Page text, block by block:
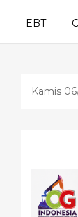
EBT
Kamis